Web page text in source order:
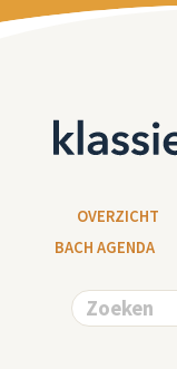
OVERZICHT
BACH AGENDA